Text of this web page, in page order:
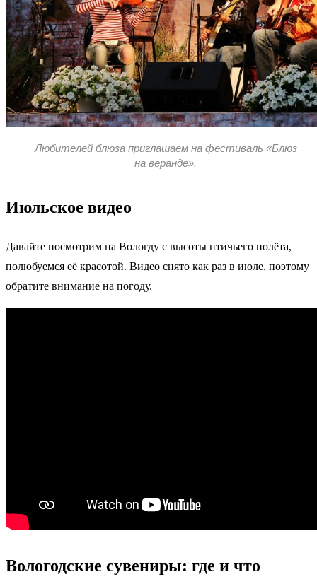
Любителей блюза приглашаем на фестиваль «Блюз
на веранде».
Июльское видео
Давайте посмотрим на Вологду с высоты птичьего полёта,
полюбуемся её красотой. Видео снято как раз в июле, поэтому
обратите внимание на погоду.
Вологодские сувениры: где и что